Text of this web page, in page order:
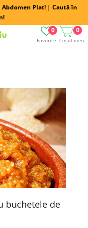
Abdomen Plat! | Caută în
Favorite
0
Coșul meu
0
buchetele de